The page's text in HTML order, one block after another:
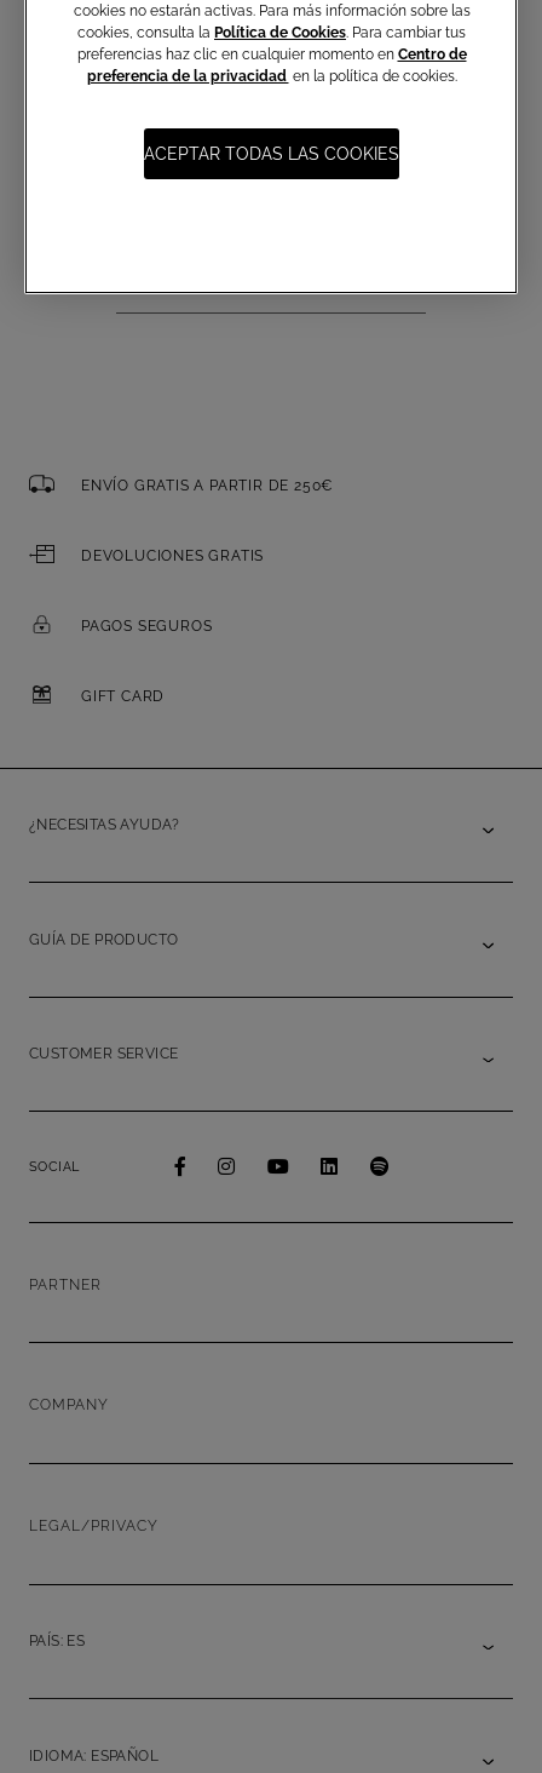
Suscripción a las comunicaciones
ENVÍO GRATIS A PARTIR DE 250€
DEVOLUCIONES GRATIS
PAGOS SEGUROS
GIFT CARD
¿NECESITAS AYUDA?
GUÍA DE PRODUCTO
CUSTOMER SERVICE
SOCIAL
PARTNER
COMPANY
LEGAL/PRIVACY
PAÍS: ES
IDIOMA: ESPAÑOL
cookies no estarán activas. Para más información sobre las
cookies, consulta la Política de Cookies . Para cambiar tus
preferencias haz clic en cualquier momento en Centro de
preferencia de la privacidad en la política de cookies.
ACEPTAR TODAS LAS COOKIES